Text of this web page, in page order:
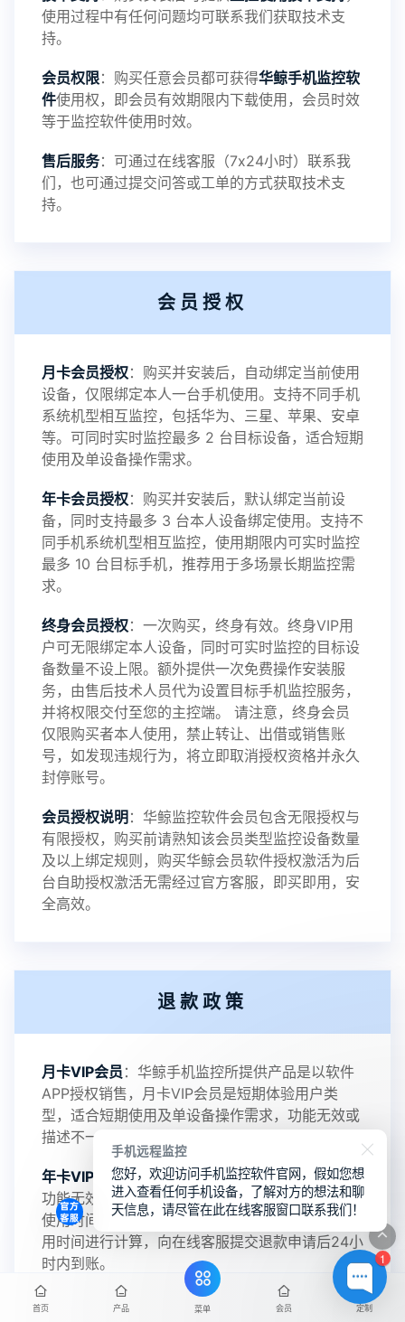
5：优化关闭监控后离线设置云储存对方微信聊天记
录文件改为自定义文件名称
提示：
提示1：为避免异常风险情况，传输对方手机数据文
件至本地请先切换代理网络
鲸监控存在的问题与所需的更多功能，华鲸手机监
控将持续为您创造更优秀的监控APP
2025-01-13 V3.7
2024-10-08 V3.6
2024-03-16 V3.5
2023-01-12 V3.3
使用过程中有任何问题均可联系我们获取技术支
持。
会员权限：购买任意会员都可获得华鲸手机监控软
件使用权，即会员有效期限内下载使用，会员时效
等于监控软件使用时效。
售后服务：可通过在线客服（7x24小时）联系我
们，也可通过提交问答或工单的方式获取技术支
持。
会员授权
月卡会员授权：购买并安装后，自动绑定当前使用
设备，仅限绑定本人一台手机使用。支持不同手机
系统机型相互监控，包括华为、三星、苹果、安卓
等。可同时实时监控最多 2 台目标设备，适合短期
使用及单设备操作需求。
年卡会员授权：购买并安装后，默认绑定当前设
备，同时支持最多 3 台本人设备绑定使用。支持不
同手机系统机型相互监控，使用期限内可实时监控
最多 10 台目标手机，推荐用于多场景长期监控需
求。
终身会员授权：一次购买，终身有效。终身VIP用
户可无限绑定本人设备，同时可实时监控的目标设
备数量不设上限。额外提供一次免费操作安装服
务，由售后技术人员代为设置目标手机监控服务，
并将权限交付至您的主控端。 请注意，终身会员
仅限购买者本人使用，禁止转让、出借或销售账
号，如发现违规行为，将立即取消授权资格并永久
封停账号。
会员授权说明 ：华鲸监控软件会员包含无限授权与
有限授权，购买前请熟知该会员类型监控设备数量
及以上绑定规则，购买华鲸会员软件授权激活为后
台自助授权激活无需经过官方客服，即买即用，安
全高效。
退款政策
月卡VIP会员 ：华鲸手机监控所提供产品是以软件
APP授权销售，月卡VIP会员是短期体验用户类
型，适合短期使用及单设备操作需求，功能无效或
描述不一致支持全额退款。
年卡VIP会员：支持无效退款政策，华鲸手机监控
功能无效或描述不一致支持全额退款，且支持剩余
使用时间计价退款服务，退款金额将会按照剩余使
用时间进行计算，向在线客服提交退款申请后24小
时内到账。
终身VIP会员：支持监控功能无效或描述不一致支
首页 产品 菜单 会员 定制
1
手机远程监控
您好，欢迎访问手机监控软件官网，假如您想
进入查看任何手机设备，了解对方的想法和聊
天信息，请尽管在此在线客服窗口联系我们！